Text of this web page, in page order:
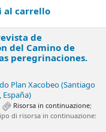
al carrello
de
del Camino de
peregrinaciones.
Plan Xacobeo (Santiago
Risorsa in continuazione;
di risorsa in continuazione: